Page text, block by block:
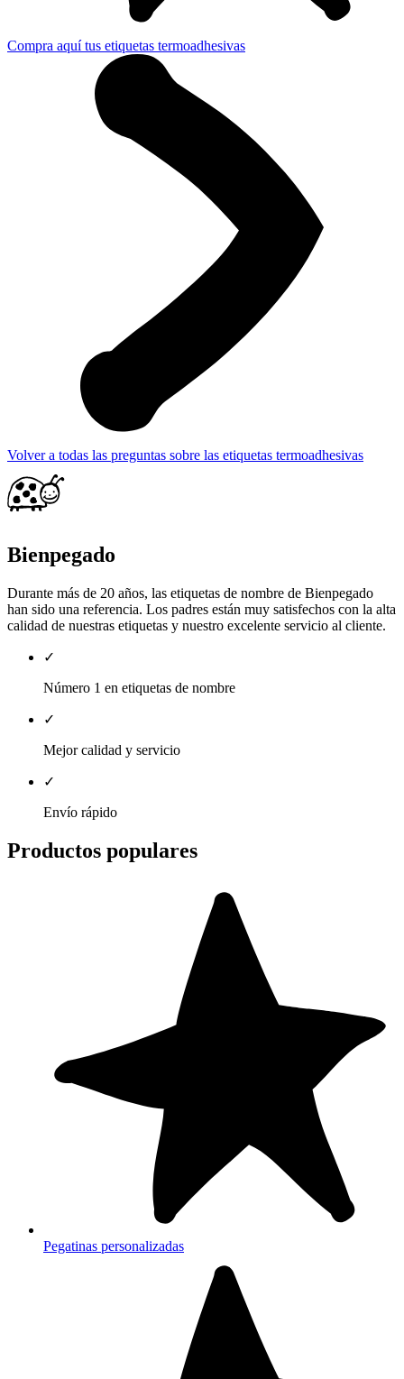
Compra aquí tus etiquetas termoadhesivas
Volver a todas las preguntas sobre las etiquetas termoadhesivas
Bienpegado
Durante más de 20 años, las etiquetas de nombre de Bienpegado
han sido una referencia. Los padres están muy satisfechos con la alta
calidad de nuestras etiquetas y nuestro excelente servicio al cliente.
✓
Número 1 en etiquetas de nombre
✓
Mejor calidad y servicio
✓
Envío rápido
Productos populares
Pegatinas personalizadas